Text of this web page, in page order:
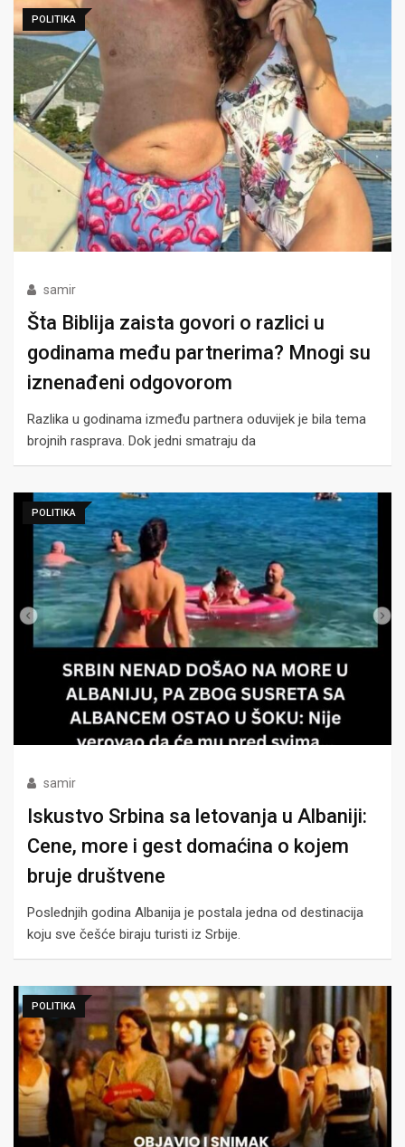
POLITIKA
samir
Šta Biblija zaista govori o razlici u
godinama među partnerima? Mnogi su
iznenađeni odgovorom
Razlika u godinama između partnera oduvijek je bila tema
brojnih rasprava. Dok jedni smatraju da
POLITIKA
samir
Iskustvo Srbina sa letovanja u Albaniji:
Cene, more i gest domaćina o kojem
bruje društvene
Poslednjih godina Albanija je postala jedna od destinacija
koju sve češće biraju turisti iz Srbije.
POLITIKA